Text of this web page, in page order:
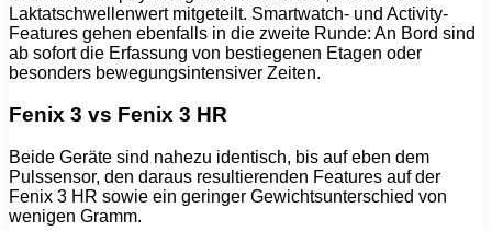
Laktatschwellenwert mitgeteilt. Smartwatch- und Activity-
Features gehen ebenfalls in die zweite Runde: An Bord sind
ab sofort die Erfassung von bestiegenen Etagen oder
besonders bewegungsintensiver Zeiten.
Fenix 3 vs Fenix 3 HR
Beide Geräte sind nahezu identisch, bis auf eben dem
Pulssensor, den daraus resultierenden Features auf der
Fenix 3 HR sowie ein geringer Gewichtsunterschied von
wenigen Gramm.